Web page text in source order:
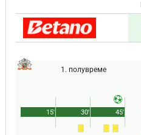
1. полувреме
45'
15' 30'